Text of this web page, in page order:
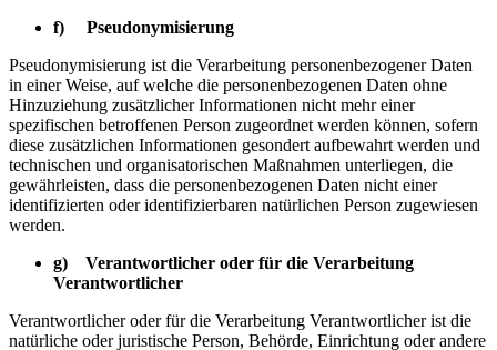
f) Pseudonymisierung
Pseudonymisierung ist die Verarbeitung personenbezogener Daten
in einer Weise, auf welche die personenbezogenen Daten ohne
Hinzuziehung zusätzlicher Informationen nicht mehr einer
spezifischen betroffenen Person zugeordnet werden können, sofern
diese zusätzlichen Informationen gesondert aufbewahrt werden und
technischen und organisatorischen Maßnahmen unterliegen, die
gewährleisten, dass die personenbezogenen Daten nicht einer
identifizierten oder identifizierbaren natürlichen Person zugewiesen
werden.
g) Verantwortlicher oder für die Verarbeitung
Verantwortlicher
Verantwortlicher oder für die Verarbeitung Verantwortlicher ist die
natürliche oder juristische Person, Behörde, Einrichtung oder andere